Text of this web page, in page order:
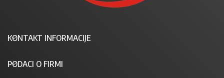
KONTAKT INFORMACIJE
PODACI O FIRMI